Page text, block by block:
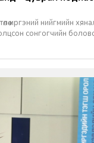
иргэний нийгмийн
сонгогчийн